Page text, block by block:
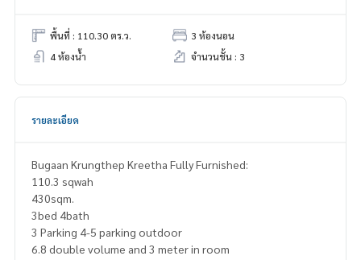
พื้นที่ : 110.30 ตร.ว.
3 ห้องนอน
4 ห้องน้ำ
จำนวนชั้น : 3
รายละเอียด
Bugaan Krungthep Kreetha Fully Furnished:
110.3 sqwah
430sqm.
3bed 4bath
3 Parking 4-5 parking outdoor
6.8 double volume and 3 meter in room